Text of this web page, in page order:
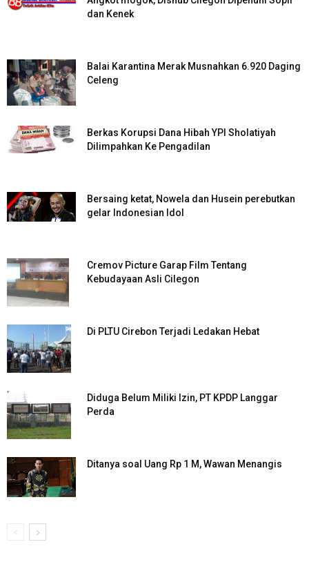
dan Kenek
Balai Karantina Merak Musnahkan 6.920 Daging
Celeng
Berkas Korupsi Dana Hibah YPI Sholatiyah
Dilimpahkan Ke Pengadilan
Bersaing ketat, Nowela dan Husein perebutkan
gelar Indonesian Idol
Cremov Picture Garap Film Tentang
Kebudayaan Asli Cilegon
Di PLTU Cirebon Terjadi Ledakan Hebat
Diduga Belum Miliki Izin, PT KPDP Langgar
Perda
Ditanya soal Uang Rp 1 M, Wawan Menangis